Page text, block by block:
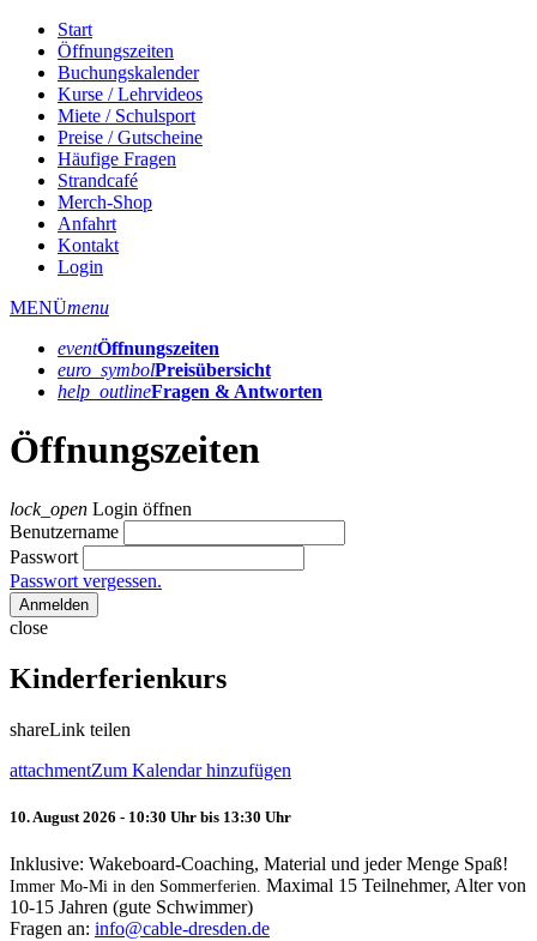
Start
Öffnungszeiten
Buchungskalender
Kurse / Lehrvideos
Miete / Schulsport
Preise / Gutscheine
Häufige Fragen
Strandcafé
Merch-Shop
Anfahrt
Kontakt
Login
MENÜmenu
eventÖffnungs­zeiten
euro_symbolPreis­übersicht
help_outlineFragen & Antworten
Öffnungszeiten
lock_open Login öffnen
Benutzername
Passwort
Passwort vergessen.
Anmelden
close
Kinderferienkurs
shareLink teilen
attachmentZum Kalendar hinzufügen
10. August 2026 - 10:30 Uhr bis 13:30 Uhr
Inklusive: Wakeboard-Coaching, Material und jeder Menge Spaß!
Immer Mo-Mi in den Sommerferien. Maximal 15 Teilnehmer, Alter von
10-15 Jahren (gute Schwimmer)
Fragen an: info@cable-dresden.de